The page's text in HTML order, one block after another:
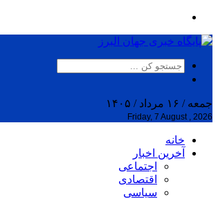
جمعه / ۱۶ مرداد / ۱۴۰۵
Friday, 7 August , 2026
خانه
آخرین اخبار
اجتماعی
اقتصادی
سیاسی